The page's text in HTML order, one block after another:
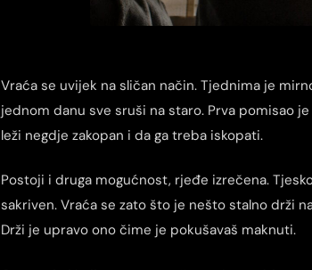
Vraća se uvijek na sličan način. Tjednima je
jednom danu sve sruši na staro. Prva pomisao
leži negdje zakopan i da ga treba iskopati.
Postoji i druga mogućnost, rjeđe izrečena.
sakriven. Vraća se zato što je nešto stalno drži
Drži je upravo ono čime je pokušavaš maknuti.